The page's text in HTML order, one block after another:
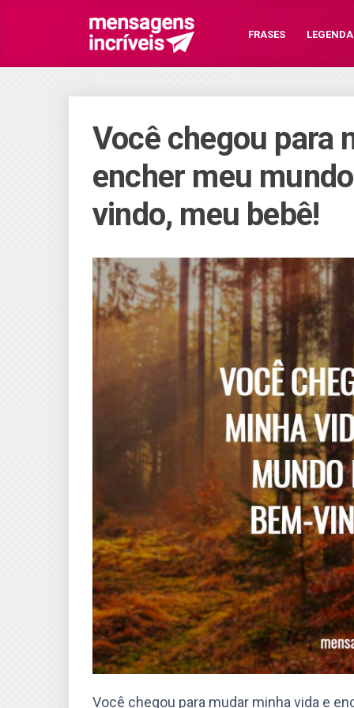
FRASES
Você chegou para
encher meu
vindo, meu bebê!
Você chegou para mudar minha vida e